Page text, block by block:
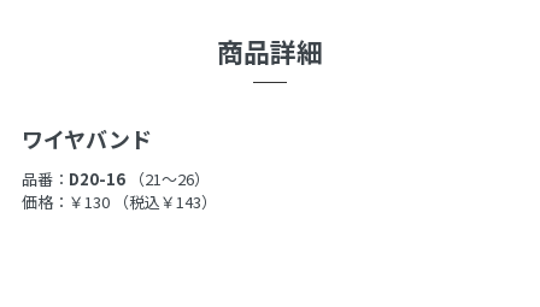
商品詳細
ワイヤバンド
品番： D20-16
（21〜26）
価格：￥130
（税込￥143）